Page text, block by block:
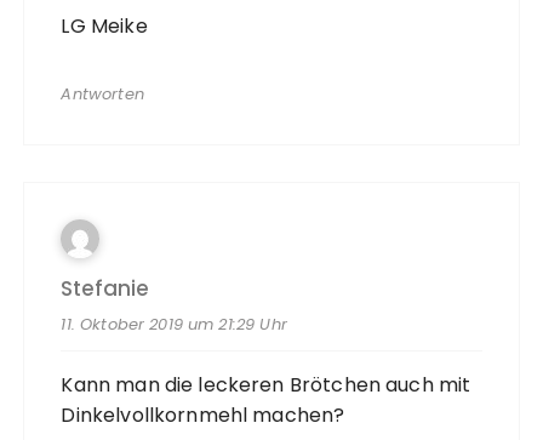
LG Meike
Antworten
Stefanie
11. Oktober 2019 um 21:29 Uhr
Kann man die leckeren Brötchen auch mit
Dinkelvollkornmehl machen?